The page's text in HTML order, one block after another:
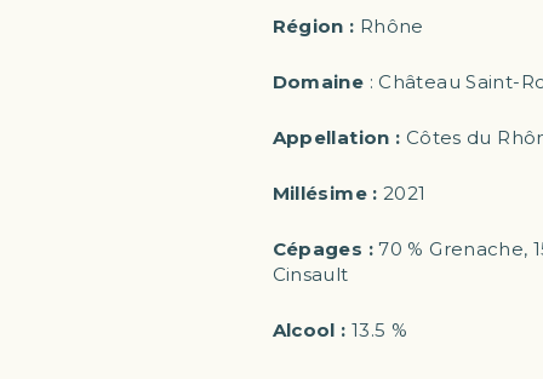
Région : Rhône
Domaine : Château Saint-
Appellation : Côtes du
Millésime : 2021
Cépages :70 % Grenache,
Cinsault
Alcool : 13.5 %